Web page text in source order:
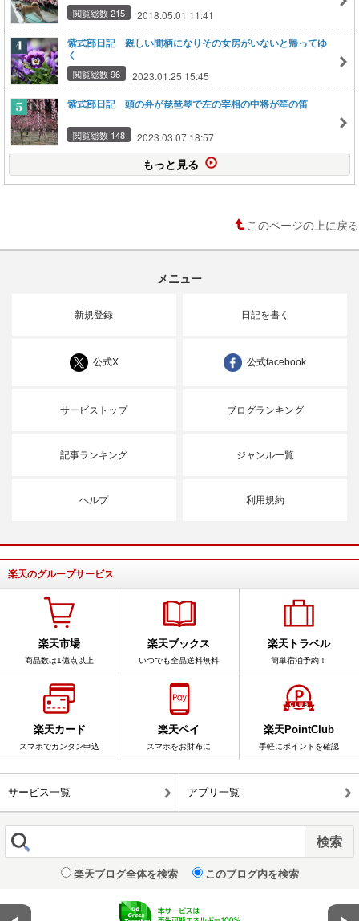
閲覧総数 215 2018.05.01 11:41
紫式部日記 親しい間柄になりその女房がいないと帰ってゆ
く
閲覧総数 96 2023.01.25 15:45
紫式部日記 頭の弁が琵琶琴で左の宰相の中将が笙の笛
閲覧総数 148 2023.03.07 18:57
もっと見る
このページの上に戻る
メニュー
新規登録 日記を書く
公式X 公式facebook
サービストップ ブログランキング
記事ランキング ジャンル一覧
ヘルプ 利用規約
楽天のグループサービス
楽天市場
商品数は1億点以上
楽天ブックス
いつでも全品送料無料
楽天トラベル
簡単宿泊予約！
楽天カード
スマホでカンタン申込
楽天ペイ
スマホをお財布に
楽天PointClub
手軽にポイントを確認
サービス一覧 アプリ一覧
楽天ブログ全体を検索 このブログ内を検索